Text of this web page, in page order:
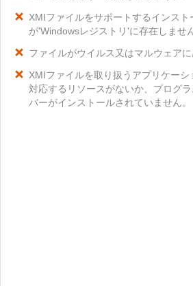
XMIファイルをサポートするインスト
が'Windowsレジストリ'に存在しませ
ファイルがウイルス又はマルウェア
XMIファイルを取り扱うアプリケーシ
対応するリソースがないか、プログ
バーがインストールされていません。